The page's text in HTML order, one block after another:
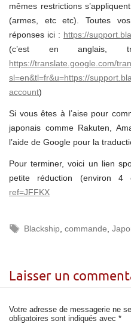
mêmes restrictions
(armes, etc etc). Toutes
réponses ici : https://
(c’est en anglais,
https://translate.google.com/
sl=en&tl=fr&u=https://
account)
Si vous êtes à l’aise pour
japonais comme Rakuten,
l’aide de Google pour la
Pour terminer, voici un lien
petite réduction (environ
ref=JFFKX
Blackship, commande,
Laisser un
Votre adresse de messagerie ne
obligatoires sont indiqués avec *